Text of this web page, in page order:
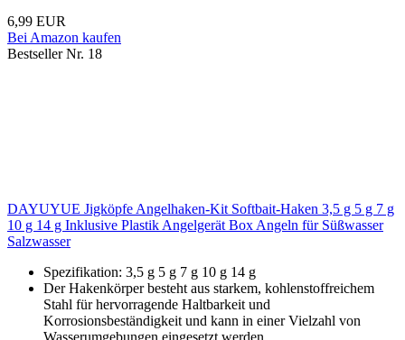
6,99 EUR
Bei Amazon kaufen
Bestseller Nr. 18
DAYUYUE Jigköpfe Angelhaken-Kit Softbait-Haken 3,5 g 5 g 7 g
10 g 14 g Inklusive Plastik Angelgerät Box Angeln für Süßwasser
Salzwasser
Spezifikation: 3,5 g 5 g 7 g 10 g 14 g
Der Hakenkörper besteht aus starkem, kohlenstoffreichem
Stahl für hervorragende Haltbarkeit und
Korrosionsbeständigkeit und kann in einer Vielzahl von